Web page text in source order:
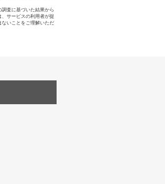
査に基づいた結果から
、サービスの利用者が提
ないことをご理解いただ